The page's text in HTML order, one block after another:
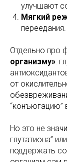
улучшают
Мягкий
переедания.
Отдельно про
организму»:
от
“конъюгацию”
Но это не
глутатиона”
поддержать